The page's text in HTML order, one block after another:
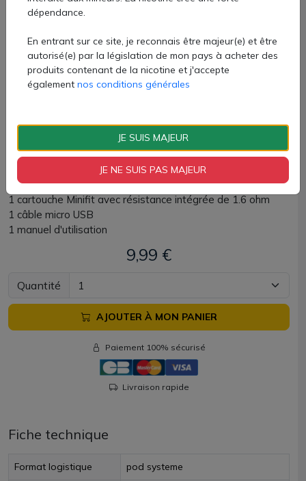
La cartouche Minifit a une capacité de 1.5ml et comporte
MTL serrée, il est conseillé d'utiliser des liquides au sel de
nicotine ou bien majoritairement composés de PG.
Le pod Minifit Justfog est disponible chez AZVape avec de
Contenu du kit Minifit Justfog :
1 batterie Minifit
1 cartouche Minifit avec résistance intégrée de 1.6 ohm
1 câble micro USB
1 manuel d'utilisation
9,99 €
Quantité
AJOUTER À MON PANIER
Paiement 100% sécurisé
Livraison rapide
Fiche technique
Format logistique pod systeme
dépendance.
En entrant sur ce site, je reconnais être majeur(e) et être
autorisé(e) par la législation de mon pays à acheter des
produits contenant de la nicotine et j'accepte
également nos conditions générales
JE SUIS MAJEUR
JE NE SUIS PAS MAJEUR